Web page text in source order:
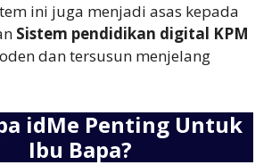
ini juga menjadi asas kepada
Sistem pendidikan digital KPM
dan tersusun menjelang
idMe Penting Untuk
Ibu Bapa?